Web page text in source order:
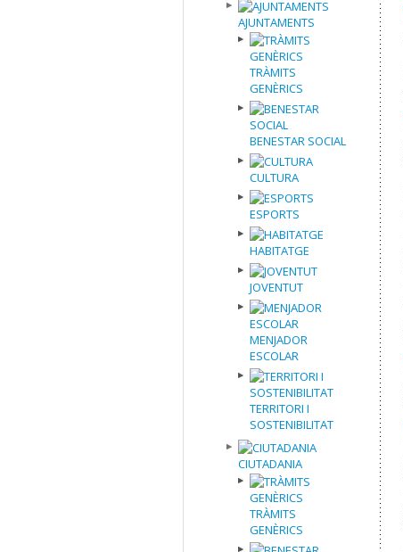
AJUNTAMENTS
TRÀMITS
GENÈRICS
BENESTAR SOCIAL
CULTURA
ESPORTS
HABITATGE
JOVENTUT
MENJADOR
ESCOLAR
TERRITORI I
SOSTENIBILITAT
CIUTADANIA
TRÀMITS
GENÈRICS